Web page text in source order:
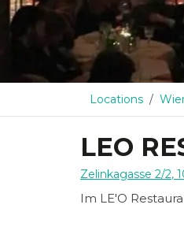
Locations
LEO
Zelinkagasse 2/2,
Im LE'O